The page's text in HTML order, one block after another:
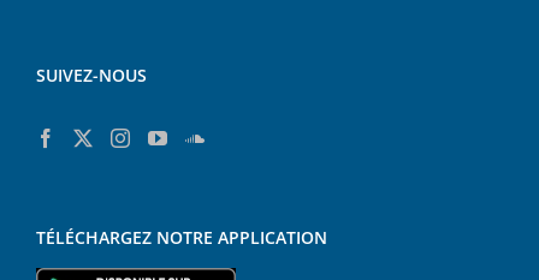
SUIVEZ-NOUS
TÉLÉCHARGEZ NOTRE APPLICATION